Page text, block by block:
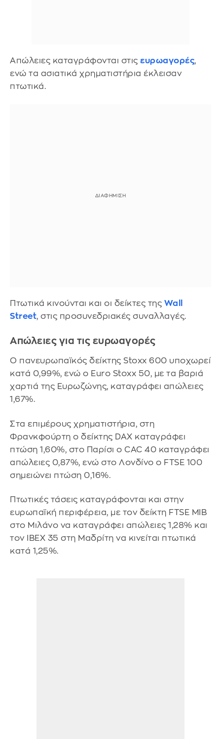
Aπώλειες καταγράφονται στις ευρωαγορές,
ενώ τα ασιατικά χρηματιστήρια έκλεισαν
πτωτικά.
Πτωτικά κινούνται και οι δείκτες της Wall
Street, στις προσυνεδριακές συναλλαγές.
Απώλειες για τις ευρωαγορές
Ο πανευρωπαϊκός δείκτης Stoxx 600 υποχωρεί
κατά 0,99%, ενώ ο Euro Stoxx 50, με τα βαριά
χαρτιά της Ευρωζώνης, καταγράφει απώλειες
1,67%.
Στα επιμέρους χρηματιστήρια, στη
Φρανκφούρτη ο δείκτης DAX καταγράφει
πτώση 1,60%, στο Παρίσι ο CAC 40 καταγράφει
απώλειες 0,87%, ενώ στο Λονδίνο ο FTSE 100
σημειώνει πτώση 0,16%.
Πτωτικές τάσεις καταγράφονται και στην
ευρωπαϊκή περιφέρεια, με τον δείκτη FTSE MIB
στο Μιλάνο να καταγράφει απώλειες 1,28% και
τον IBEX 35 στη Μαδρίτη να κινείται πτωτικά
κατά 1,25%.